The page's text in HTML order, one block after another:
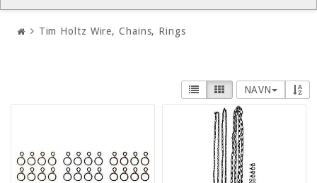
Tim Holtz Wire, Chains, Rings
NAVN